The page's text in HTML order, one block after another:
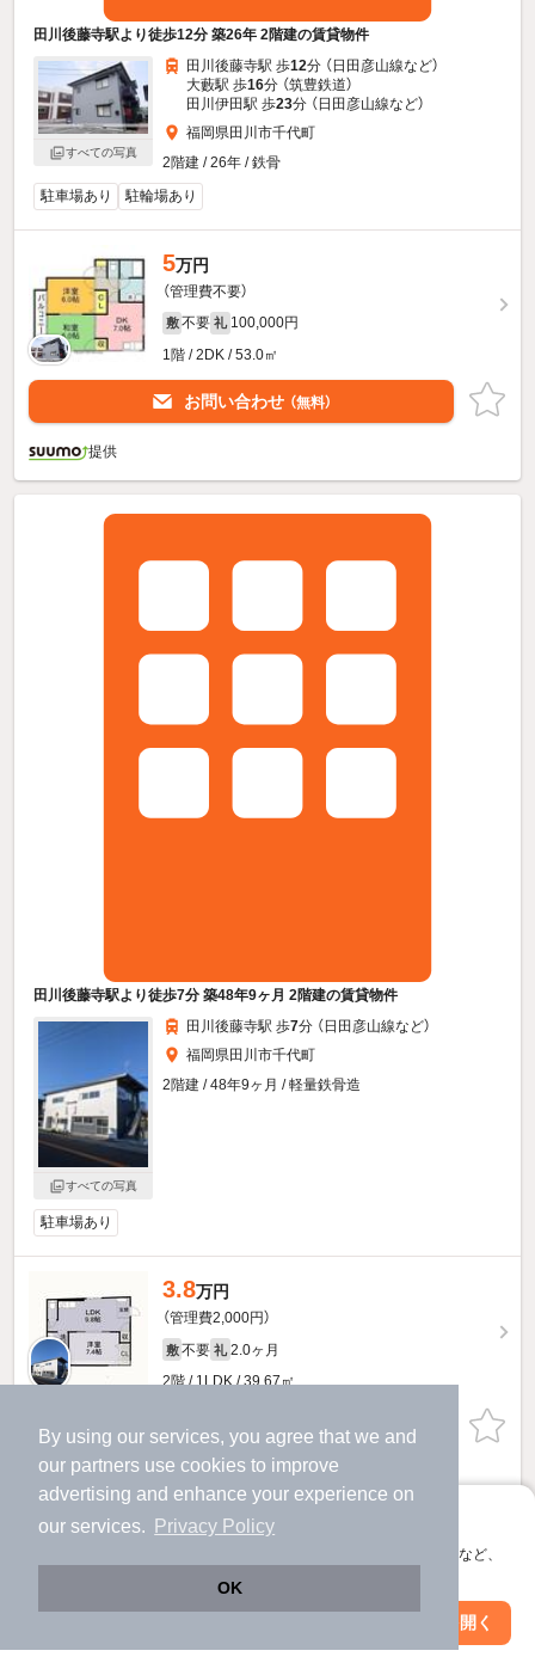
By using our services, you agree that we and
our partners use cookies to improve
advertising and enhance your experience on
our services.
Privacy Policy
OK
アプリに切り替えて、サクサクお部屋探し
会員登録なしですぐ使える。マップ検索やお気に入り保存など、
アプリを開く
田川後藤寺駅より徒歩12分 築26年 2階建の賃貸物件
すべての写真
田川後藤寺駅 歩12分 （日田彦山線など）
大藪駅 歩16分 （筑豊鉄道）
田川伊田駅 歩23分 （日田彦山線など）
福岡県田川市千代町
2階建 / 26年 / 鉄骨
駐車場あり
駐輪場あり
5万円
（管理費不要）
敷 不要 礼 100,000円
1階 / 2DK / 53.0㎡
お問い合わせ （無料）
提供
田川後藤寺駅より徒歩7分 築48年9ヶ月 2階建の賃貸物件
すべての写真
田川後藤寺駅 歩7分 （日田彦山線など）
福岡県田川市千代町
2階建 / 48年9ヶ月 / 軽量鉄骨造
駐車場あり
3.8万円
（管理費2,000円）
敷 不要 礼 2.0ヶ月
2階 / 1LDK / 39.67㎡
お問い合わせ （無料）
全1ページ
次へ
更新
絞り込み条件を変更